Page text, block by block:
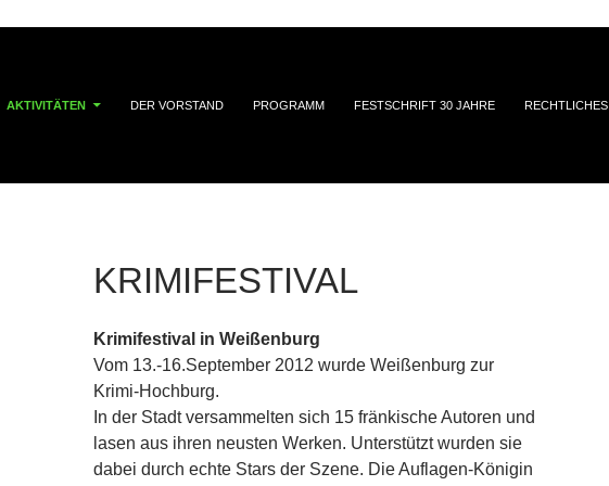
AKTIVITÄTEN DER VORSTAND PROGRAMM FESTSCHRIFT 30 JAHRE RECHTLICHES
KRIMIFESTIVAL
Krimifestival in Weißenburg
Vom 13.-16.September 2012 wurde Weißenburg zur
Krimi-Hochburg.
In der Stadt versammelten sich 15 fränkische Autoren und
lasen aus ihren neusten Werken. Unterstützt wurden sie
dabei durch echte Stars der Szene. Die Auflagen-Königin